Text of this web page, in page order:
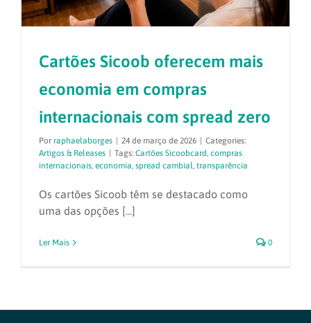
Cartões Sicoob oferecem mais
economia em compras
internacionais com spread zero
Por raphaelaborges | 24 de março de 2026 | Categories:
Artigos & Releases | Tags: Cartões Sicoobcard, compras
internacionais, economia, spread cambial , transparência
Os cartões Sicoob têm se destacado como
uma das opções [...]
Ler Mais 0